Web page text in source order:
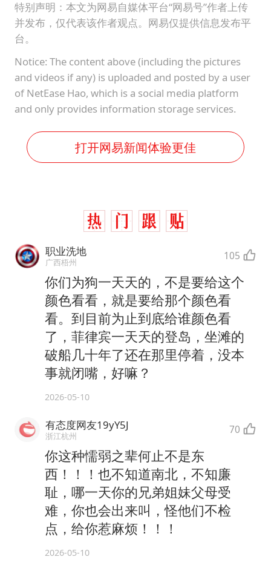
特别声明：本文为网易自媒体平台“网易号”作者上传
并发布，仅代表该作者观点。网易仅提供信息发布平
台。
Notice: The content above (including the pictures
and videos if any) is uploaded and posted by a user
of NetEase Hao, which is a social media platform
and only provides information storage services.
打开网易新闻体验更佳
职业洗地
广西梧州 105
你们为狗一天天的，不是要给这个
颜色看看，就是要给那个颜色看
看。到目前为止到底给谁颜色看
了，菲律宾一天天的登岛，坐滩的
破船几十年了还在那里停着，没本
事就闭嘴，好嘛？
2026-05-10
有态度网友19yY5J
浙江杭州 70
你这种懦弱之辈何止不是东
西！！！也不知道南北，不知廉
耻，哪一天你的兄弟姐妹父母受
难，你也会出来叫，怪他们不检
点，给你惹麻烦！！！
2026-05-10